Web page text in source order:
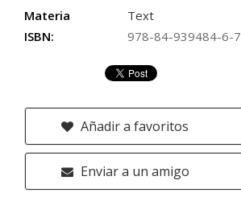
Materia
Text
ISBN:
978-84-939484-6-7
Añadir a favoritos
Enviar a un amigo